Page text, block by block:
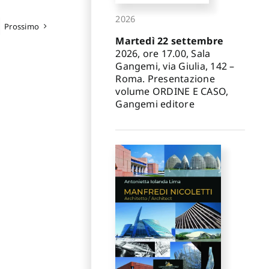
Prossimo
2026
Martedì 22 settembre
2026, ore 17.00, Sala
Gangemi, via Giulia, 142 –
Roma. Presentazione
volume ORDINE E CASO,
Gangemi editore